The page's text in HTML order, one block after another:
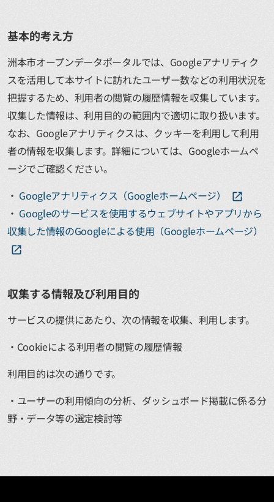
基本的考え方
洲本市オープンデータポータルでは、Googleアナリティク
スを活用して本サイトに訪れたユーザー数などの利用状況を
把握するため、利用者の閲覧の履歴情報を収集しています。
収集した情報は、利用目的の範囲内で適切に取り扱います。
なお、Googleアナリティクスは、クッキーを利用して利用
者の情報を収集します。詳細については、Googleホームペ
ージでご確認ください。
Googleアナリティクス（Googleホームページ）
Googleのサービスを使用するウェブサイトやアプリから
収集した情報のGoogleによる使用（Googleホームページ）
収集する情報及び利用目的
サービスの提供にあたり、次の情報を収集、利用します。
Cookieによる利用者の閲覧の履歴情報
利用目的は次の通りです。
ユーザーの利用傾向の分析、ダッシュボード掲載に係る分
野・データ等の選定検討等